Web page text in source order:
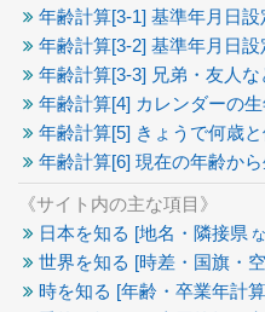
年齢計算[3-1] 基準年月日
年齢計算[3-2] 基準年月日
年齢計算[3-3] 兄弟・友人
年齢計算[4] カレンダーの
年齢計算[5] きょうで何歳と
年齢計算[6] 現在の年齢か
《サイト内の主な項目》
日本を知る [地名・隣接県
世界を知る [時差・国旗・
時を知る [年齢・卒業年計算